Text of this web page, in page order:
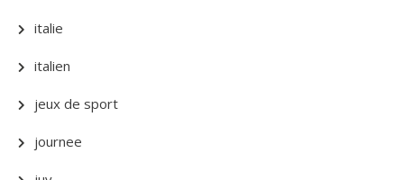
italie
italien
jeux de sport
journee